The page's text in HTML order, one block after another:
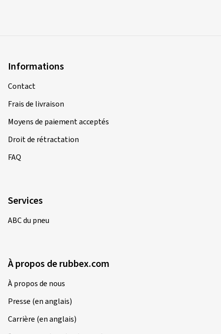
Informations
Contact
Frais de livraison
Moyens de paiement acceptés
Droit de rétractation
FAQ
Services
ABC du pneu
À propos de rubbex.com
À propos de nous
Presse (en anglais)
Carrière (en anglais)